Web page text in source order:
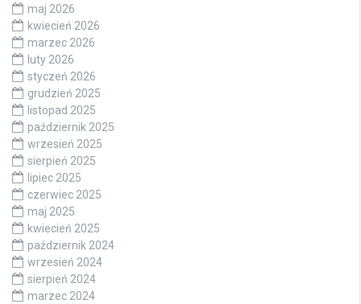
maj 2026
kwiecień 2026
marzec 2026
luty 2026
styczeń 2026
grudzień 2025
listopad 2025
październik 2025
wrzesień 2025
sierpień 2025
lipiec 2025
czerwiec 2025
maj 2025
kwiecień 2025
październik 2024
wrzesień 2024
sierpień 2024
marzec 2024